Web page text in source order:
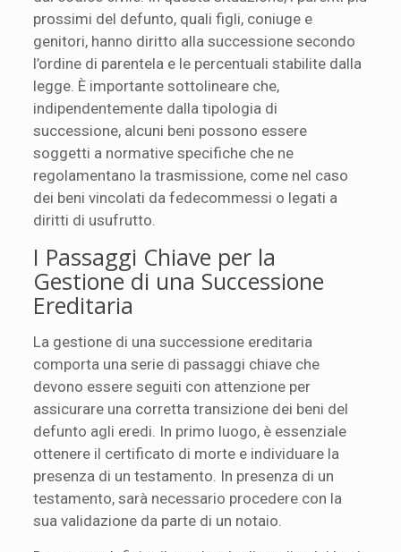
prossimi del defunto, quali figli, coniuge e
genitori, hanno diritto alla successione secondo
l’ordine di parentela e le percentuali stabilite dalla
legge. È importante sottolineare che,
indipendentemente dalla tipologia di
successione, alcuni beni possono essere
soggetti a normative specifiche che ne
regolamentano la trasmissione, come nel caso
dei beni vincolati da fedecommessi o legati a
diritti di usufrutto.
I Passaggi Chiave per la
Gestione di una Successione
Ereditaria
La gestione di una successione ereditaria
comporta una serie di passaggi chiave che
devono essere seguiti con attenzione per
assicurare una corretta transizione dei beni del
defunto agli eredi. In primo luogo, è essenziale
ottenere il certificato di morte e individuare la
presenza di un testamento. In presenza di un
testamento, sarà necessario procedere con la
sua validazione da parte di un notaio.